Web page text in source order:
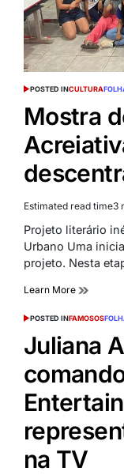
POSTED INCULTURA
Mostra
Estimated read time3
Projeto literário
Urbano Uma
projeto. Nesta
Learn More
POSTED INFAMOSOS
Juliana
na TV